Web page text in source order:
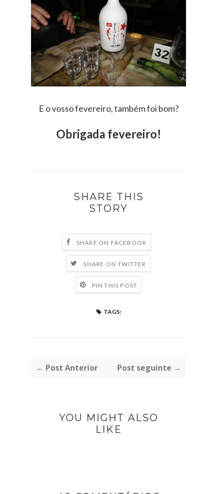
E o vosso fevereiro, também foi bom?
Obrigada fevereiro!
SHARE THIS
STORY
SHARE ON FACEBOOK
SHARE ON TWITTER
PIN THIS POST
TAGS:
← Post Anterior Post seguinte →
YOU MIGHT ALSO
LIKE